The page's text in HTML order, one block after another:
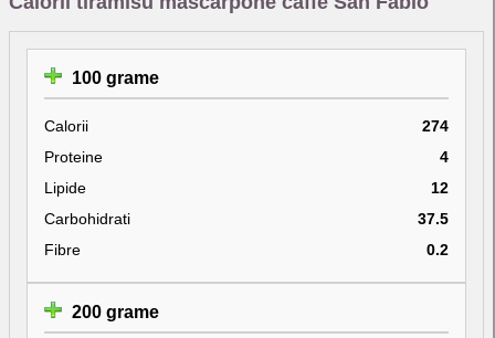
100 grame
Calorii
274
Proteine
4
Lipide
12
Carbohidrati
37.5
Fibre
0.2
200 grame